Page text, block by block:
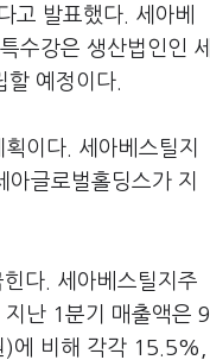
발표했다. 세아베
수강은 생산법인인 세
예정이다.
이다. 세아베스틸지
글로벌홀딩스가 지
다. 세아베스틸지주
난 1분기 매출액은 9
에 비해 각각 15.5%,